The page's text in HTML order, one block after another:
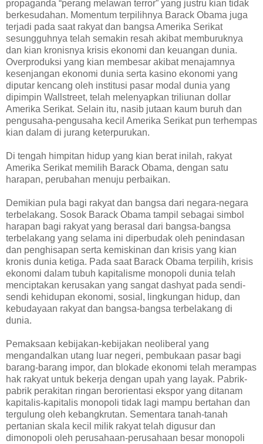
propaganda “perang melawan terror” yang justru kian tidak
berkesudahan. Momentum terpilihnya Barack Obama juga
terjadi pada saat rakyat dan bangsa Amerika Serikat
sesungguhnya telah semakin resah akibat memburuknya
dan kian kronisnya krisis ekonomi dan keuangan dunia.
Overproduksi yang kian membesar akibat menajamnya
kesenjangan ekonomi dunia serta kasino ekonomi yang
diputar kencang oleh institusi pasar modal dunia yang
dipimpin Wallstreet, telah melenyapkan triliunan dollar
Amerika Serikat. Selain itu, nasib jutaan kaum buruh dan
pengusaha-pengusaha kecil Amerika Serikat pun terhempas
kian dalam di jurang keterpurukan.
Di tengah himpitan hidup yang kian berat inilah, rakyat
Amerika Serikat memilih Barack Obama, dengan satu
harapan, perubahan menuju perbaikan.
Demikian pula bagi rakyat dan bangsa dari negara-negara
terbelakang. Sosok Barack Obama tampil sebagai simbol
harapan bagi rakyat yang berasal dari bangsa-bangsa
terbelakang yang selama ini diperbudak oleh penindasan
dan penghisapan serta kemiskinan dan krisis yang kian
kronis dunia ketiga. Pada saat Barack Obama terpilih, krisis
ekonomi dalam tubuh kapitalisme monopoli dunia telah
menciptakan kerusakan yang sangat dashyat pada sendi-
sendi kehidupan ekonomi, sosial, lingkungan hidup, dan
kebudayaan rakyat dan bangsa-bangsa terbelakang di
dunia.
Pemaksaan kebijakan-kebijakan neoliberal yang
mengandalkan utang luar negeri, pembukaan pasar bagi
barang-barang impor, dan blokade ekonomi telah merampas
hak rakyat untuk bekerja dengan upah yang layak. Pabrik-
pabrik perakitan ringan berorientasi ekspor yang ditanam
kapitalis-kapitalis monopoli tidak lagi mampu bertahan dan
tergulung oleh kebangkrutan. Sementara tanah-tanah
pertanian skala kecil milik rakyat telah digusur dan
dimonopoli oleh perusahaan-perusahaan besar monopoli